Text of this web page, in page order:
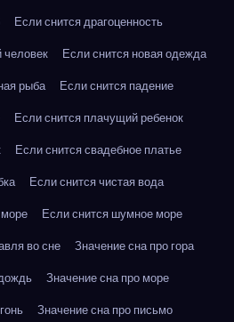
Если снится драгоценность
человек
Если снится новая одежда
рыба
Если снится падение
Если снится плачущий ребенок
Если снится свадебное платье
Если снится чистая вода
Если снится шумное море
во сне
Значение сна про гора
Значение сна про море
Значение сна про письмо